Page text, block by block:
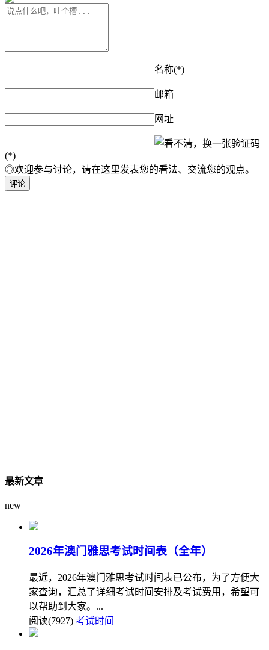
名称(*)
邮箱
网址
验证码
(*)
◎欢迎参与讨论，请在这里发表您的看法、交流您的观点。
最新文章
new
2026年澳门雅思考试时间表（全年）
最近，2026年澳门雅思考试时间表已公布，为了方便大
家查询，汇总了详细考试时间安排及考试费用，希望可
以帮助到大家。...
阅读(7927) 考试时间